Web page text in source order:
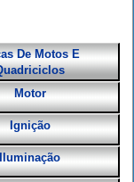
De Motos E
Motor
Ignição
Iluminação